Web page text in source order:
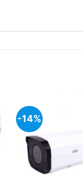
-14%